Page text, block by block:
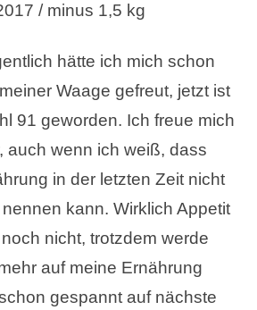
/ minus 1,5 kg
hätte ich mich schon
Waage gefreut, jetzt ist
91 geworden. Ich freue mich
auch wenn ich weiß, dass
in der letzten Zeit nicht
kann. Wirklich Appetit
nicht, trotzdem werde
auf meine Ernährung
gespannt auf nächste